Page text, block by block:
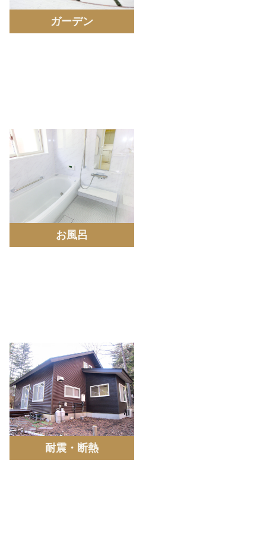
ガーデン
お風呂
耐震・断熱